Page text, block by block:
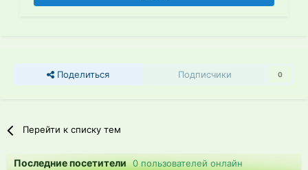
Поделиться Подписчики 0
Перейти к списку тем
Последние посетители0 пользователей онлайн